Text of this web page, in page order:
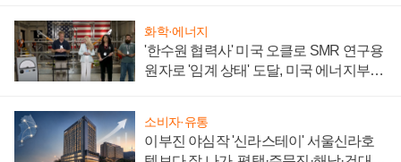
화학·에너지
'한수원 협력사' 미국 오클로 SMR 연구용
원자로 '임계 상태' 도달, 미국 에너지부
소비자·유통
이부진 야심작 '신라스테이' 서울신라호